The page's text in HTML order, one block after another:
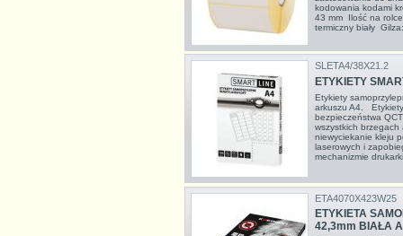
kodowania kodami
43 mm Ilość na
termiczny biały
SLETA4/38X21.2
ETYKIETY
Etykiety
arkuszu A4.
bezpieczeństwa
wszystkich brzegach
niewyciekanie kleju
laserowych i
mechanizmie
ETA4070X423W25
ETYKIETA
42,3mm BIAŁA